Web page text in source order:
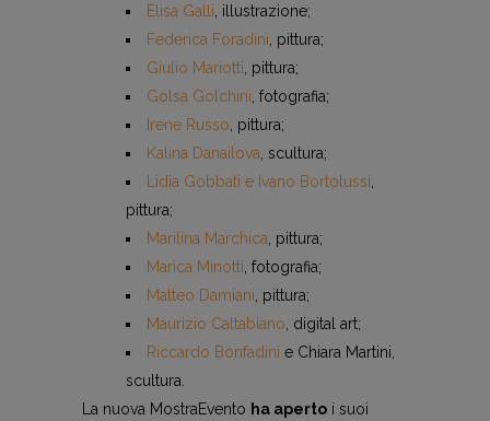
Elisa Galli , illustrazione;
Federica Foradini , pittura;
Giulio Mariotti , pittura;
Golsa Golchini , fotografia;
Irene Russo , pittura;
Kalina Danailova , scultura;
Lidia Gobbati e Ivano Bortolussi
pittura;
Marilina Marchica , pittura;
Marica Minotti , fotografia;
Matteo Damiani , pittura;
Maurizio Caltabiano , digital art;
Riccardo Bonfadini e Chiara Martini,
scultura.
La nuova MostraEvento ha apertoi suoi